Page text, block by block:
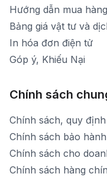
Hướng dẫn mua
Bảng giá vật tư và
In hóa đơn điện tử
Góp ý, Khiếu Nại
Chính sách
Chính sách, quy
Chính sách bảo hành
Chính sách cho
Chính sách hàng